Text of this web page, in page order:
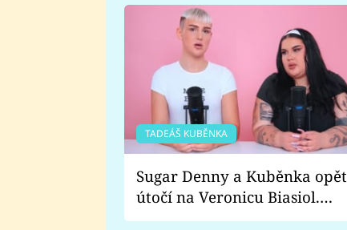
TADEÁŠ KUBĚNKA
Sugar Denny a Kuběnka opět
útočí na Veronicu Biasiol.
Proč je podle nich falešná a